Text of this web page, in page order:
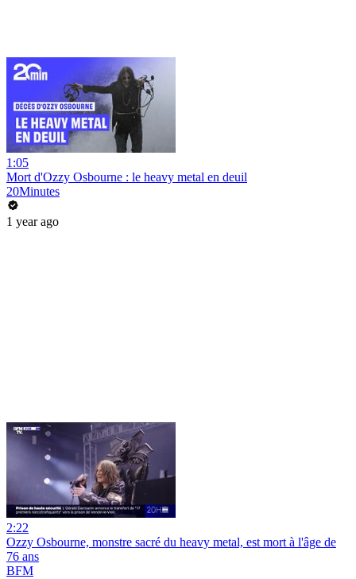
1:05
Mort d'Ozzy Osbourne : le heavy metal en deuil
20Minutes
1 year ago
2:22
Ozzy Osbourne, monstre sacré du heavy metal, est mort à l'âge de
76 ans
BFM